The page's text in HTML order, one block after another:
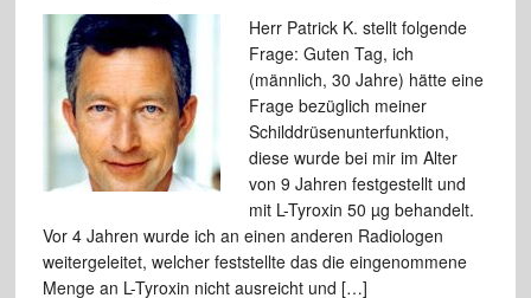
Herr Patrick K. stellt folgende
Frage: Guten Tag, ich
(männlich, 30 Jahre) hätte eine
Frage bezüglich meiner
Schilddrüsenunterfunktion,
diese wurde bei mir im Alter
von 9 Jahren festgestellt und
mit L-Tyroxin 50 µg behandelt.
Vor 4 Jahren wurde ich an einen anderen Radiologen
weitergeleitet, welcher feststellte das die eingenommene
Menge an L-Tyroxin nicht ausreicht und […]